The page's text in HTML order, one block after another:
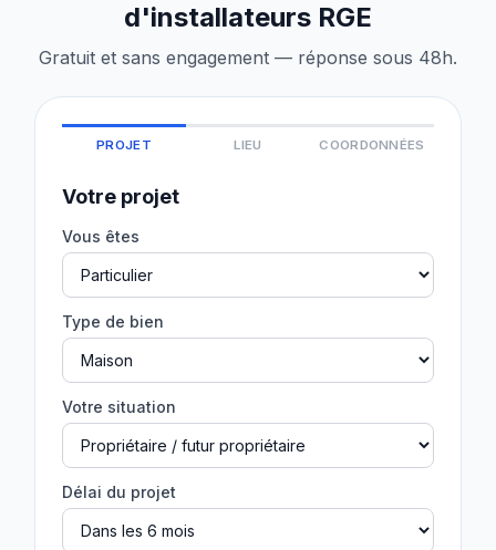
d'installateurs RGE
Gratuit et sans engagement — réponse sous 48h.
PROJET LIEU COORDONNÉES
Votre projet
Vous êtes
Type de bien
Votre situation
Délai du projet